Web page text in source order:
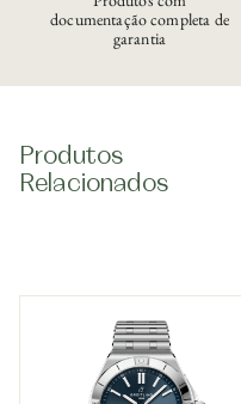
documentação completa de
garantia
Produtos
Relacionados